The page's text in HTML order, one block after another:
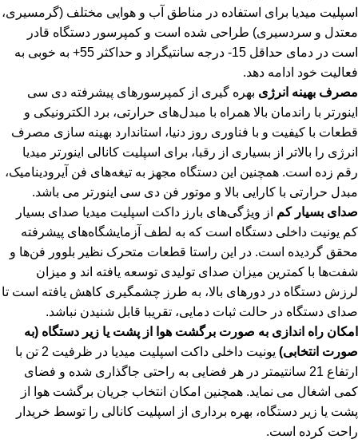
اسپلیت میدیا برای استفاده در مناطق آب و هوایی مختلف (گرمسیری،
معتدل و سردسیری) طراحی شده است و کمپرسور دستگاه قادر
است در دمای حداقل 15- درجه سانتیگراد و حداکثر 55+ به خوبی به
فعالیت خود ادامه دهد.
مصرف بهینه انرژی بهره گیری از کمپرسورهای پیشرفته دی سی
اینورتر با راندمان بالا همراه با مبدل‌های حرارتی، برد الکترونیکی و
قطعات با کیفیت و با فناوری روز دنیا، استاندارد بهینه سازی مصرف
انرژی را بالاتر از بسیاری از رقبا، برای اسپلیت کانالی اینورتر میدیا
رقم زده است. همچنین این دستگاه مجهز به تیغه‌های فن آیرودینامیک،
مبدل حرارتی با کارایی بالا و موتور فن دی سی اینورتر می باشد.
صدای بسیار کم از ویژگی‌های بارز داکت اسپلیت میدیا صدای بسیار
کم یونیت داخلی دستگاه است که به لطف آزمایشگاه‌های پیشرفته
محقق گردیده است. در این راستا قطعات متحرک نظیر بلوور فن‌ها و
شفت‌ها با کمترین میزان صدای تولیدی توسعه یافته اند و میزان
لرزش دستگاه در دورهای بالا، به طرز چشمگیری کاهش یافته است تا
صدای دستگاه در حالت ثبات دمایی، تقریبا قابل شنیدن نباشد.
امکان راه اندازی به صورت برگشت هوا از پشت یا زیر دستگاه (به
صورت انتخابی)
یونیت داخلی داکت اسپلیت میدیا در ظرفیت 2 تن با
ارتفاع 21 سانتیمتر در هر فضایی به راحتی جاگذاری شده و فضای
کمی اشغال می نماید. همچنین امکان انتخاب جریان برگشت هوا از
پشت یا زیر دستگاه، بهره برداری از اسپلیت کانالی را توسط خریدار
راحت کرده است.